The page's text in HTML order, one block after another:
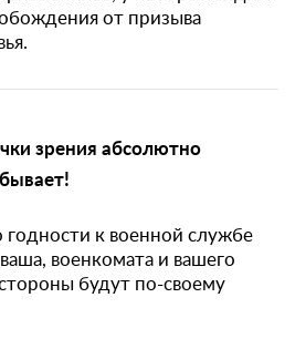
от призыва
зрения абсолютно
годности к военной службе
военкомата и вашего
будут по-своему